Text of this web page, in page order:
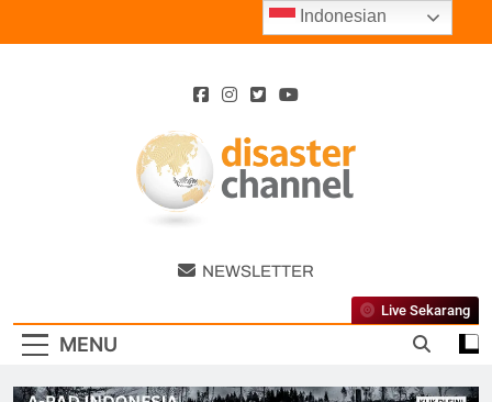
Disaster
Channel
NEWSLETTER
MENU
Live Sekarang
Indonesian